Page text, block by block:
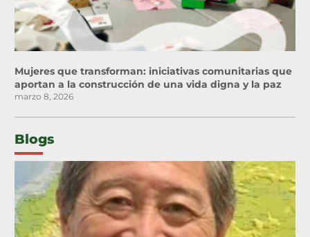
Mujeres que transforman: iniciativas comunitarias que
aportan a la construcción de una vida digna y la paz
marzo 8, 2026
Blogs